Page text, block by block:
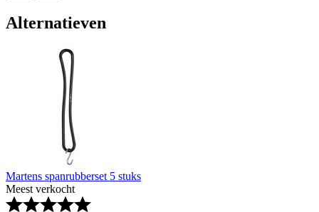
Alternatieven
Martens spanrubberset 5 stuks
Meest verkocht